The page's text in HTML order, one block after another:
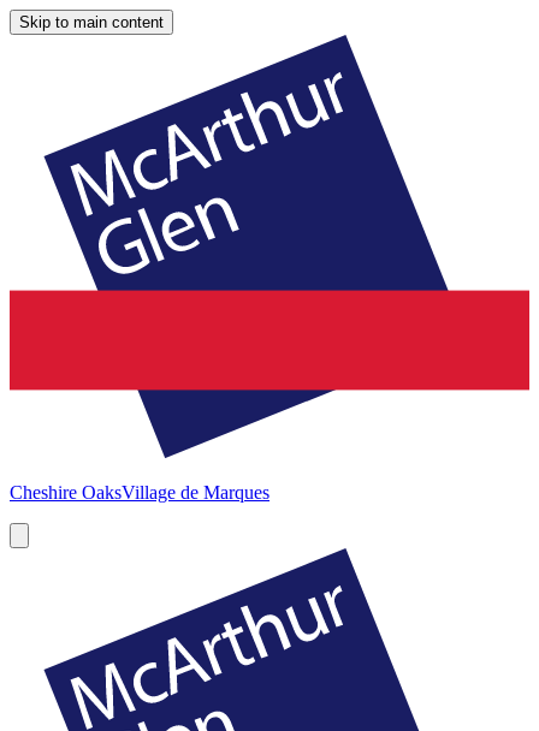
Skip to main content
Cheshire OaksVillage de Marques